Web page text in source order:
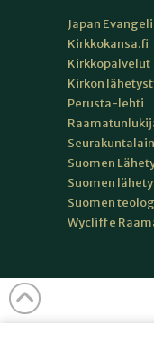
Japan
Kirkkokansa.fi
Kirkkopalvelut
Kirkon
Perusta-lehti
Suomen
Suomen
Suomen
Wycliffe